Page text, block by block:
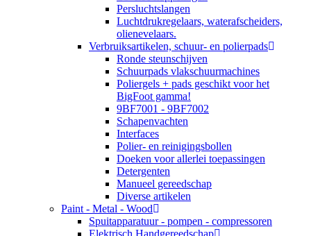
Persluchtslangen
Luchtdrukregelaars, waterafscheiders,
olienevelaars.
Verbruiksartikelen, schuur- en polierpads
Ronde steunschijven
Schuurpads vlakschuurmachines
Poliergels + pads geschikt voor het
BigFoot gamma!
9BF7001 - 9BF7002
Schapenvachten
Interfaces
Polier- en reinigingsbollen
Doeken voor allerlei toepassingen
Detergenten
Manueel gereedschap
Diverse artikelen
Paint - Metal - Wood
Spuitapparatuur - pompen - compressoren
Elektrisch Handgereedschap